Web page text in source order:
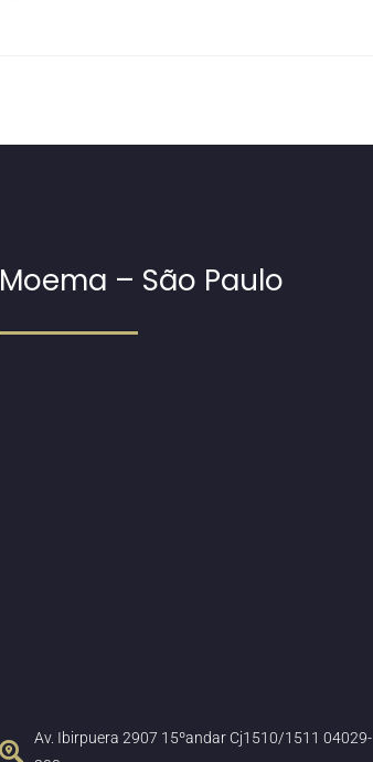
Moema – São Paulo
Av. Ibirpuera 2907 15ºandar Cj1510/1511 04029-